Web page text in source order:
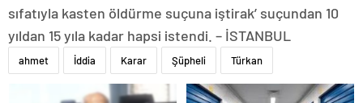
sıfatıyla kasten öldürme suçuna iştirak’ suçundan 10
yıldan 15 yıla kadar hapsi istendi. – İSTANBUL
ahmet İddia Karar Şüpheli Türkan